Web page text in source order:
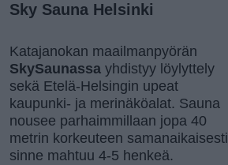
Sky Sauna Helsinki
Katajanokan maailmanpyörän
SkySaunassa yhdistyy löylyttely
sekä Etelä-Helsingin upeat
kaupunki- ja merinäköalat. Sauna
nousee parhaimmillaan jopa 40
metrin korkeuteen samanaikaisesti
sinne mahtuu 4-5 henkeä.